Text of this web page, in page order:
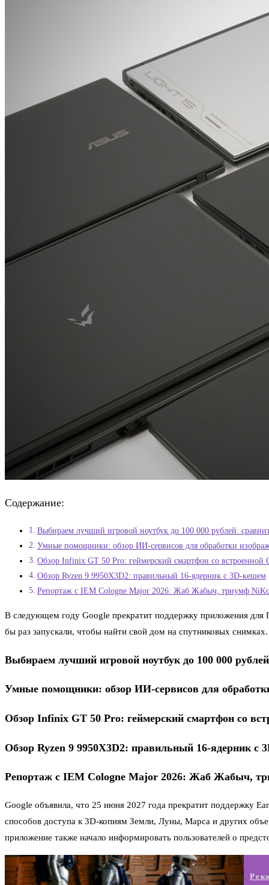
Содержание:
Выбираем лучший игровой ноутбук до 100 000 рублей:
Умные помощники: обзор ИИ-сервисов для обработки
Обзор Infinix GT 50 Pro: геймерский смартфон со
Обзор Ryzen 9 9950X3D2: правильный 16-ядерник с 3D-кешем
Репортаж с IEM Cologne Major 2026: Жаб Жабыч, триумф
В следующем году Google прекратит поддержку приложения для
бы раз запускали, чтобы найти свой дом на спутниковых снимках.
Выбираем лучший игровой ноутбук до 100 000
Умные помощники: обзор ИИ-сервисов для
Обзор Infinix GT 50 Pro: геймерский смартфон со
Обзор Ryzen 9 9950X3D2: правильный 16-ядерник с
Репортаж с IEM Cologne Major 2026: Жаб Жабыч,
Google объявила, что 25 июня 2027 года прекратит поддержку
способов доступа к 3D-копиям Земли, Луны, Марса и других
приложение также начало информировать пользователей о